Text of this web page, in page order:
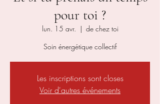
pour toi ?
lun. 15 avr.
  |
de chez toi
Soin énergétique collectif
Les inscriptions sont closes
Voir d'autres événements